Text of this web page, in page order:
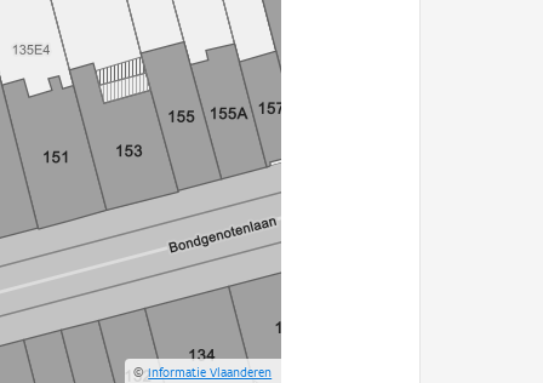
©Informatie Vlaanderen